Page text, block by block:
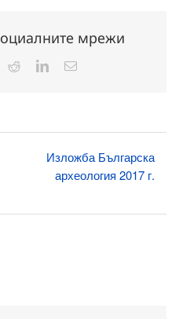
мрежи
RedditLinkedInЕлектронна
Изложба Българска
археология 2017 г.